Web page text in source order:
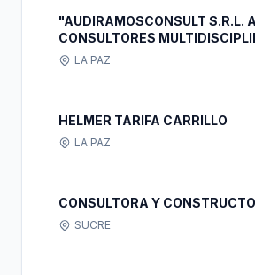
"AUDIRAMOSCONSULT S.R.L.
CONSULTORES
LA PAZ
HELMER TARIFA CARRILLO
LA PAZ
CONSULTORA Y
SUCRE